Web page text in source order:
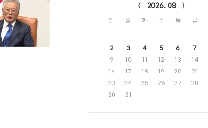
2026. 08
일 월 화 수 목 금
2
3 4 5 6 7
9
10 11 12 13 14
16
17 18 19 20 21
23
24 25 26 27 28
30
31